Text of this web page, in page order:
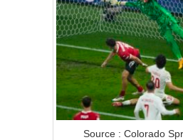
Source : Colorado